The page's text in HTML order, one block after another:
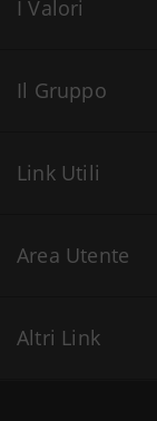
I Valori
Il Gruppo
Link Utili
Area Utente
Altri Link